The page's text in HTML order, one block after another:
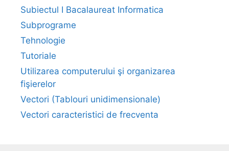
Subiectul I Bacalaureat Informatica
Subprograme
Tehnologie
Tutoriale
Utilizarea computerului şi organizarea
fişierelor
Vectori (Tablouri unidimensionale)
Vectori caracteristici de frecventa